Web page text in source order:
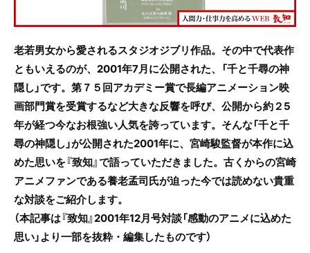
老若男女から愛されるスタジオジブリ作品。その中で代表作
ともいえるのが、2001年7月に公開された、「千と千尋の神
隠し」です。第７５回アカデミー賞で長編アニメーション映
画部門賞を受賞するなど大きな反響を呼び、公開から約２5
年が経つ今なお根強い人気を誇っています。そんな「千と千
尋の神隠し」が公開された2001年に、宮崎駿監督が本作に込
めた思いを『致知』で語っていただきました。古くからの宮崎
アニメファンである養老孟司氏が迫った今では読めない貴重
な対談をご紹介します。
（本記事は『致知』2001年12月号対談「感動のアニメに込めた
思い」より一部を抜粋・編集したものです）